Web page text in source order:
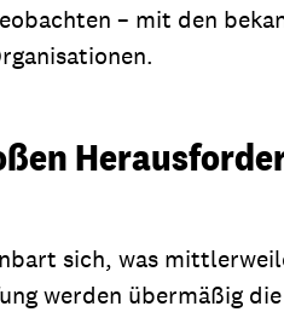
– mit den
sich, was
werden übermäßig